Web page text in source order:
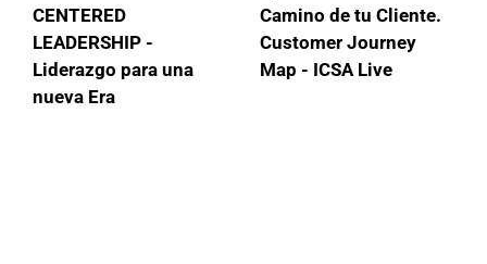
CENTERED
LEADERSHIP -
Liderazgo para una
nueva Era
Camino de tu Cliente.
Customer Journey
Map - ICSA Live